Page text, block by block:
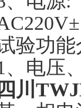
验功能
、电压
四川